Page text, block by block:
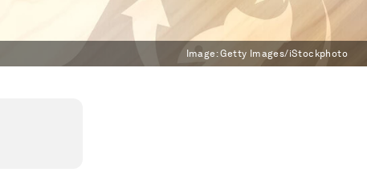
Image:Getty Images/iStockphoto